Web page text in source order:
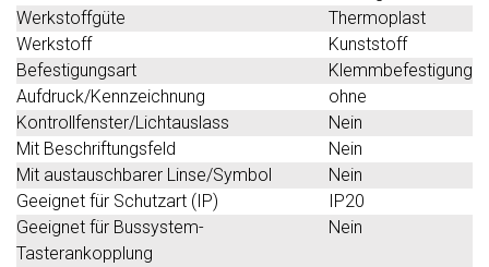
Werkstoffgüte
Thermoplast
Werkstoff
Kunststoff
Befestigungsart
Klemmbefestigung
Aufdruck/Kennzeichnung
ohne
Kontrollfenster/Lichtauslass
Nein
Mit Beschriftungsfeld
Nein
Mit austauschbarer Linse/Symbol
Nein
Geeignet für Schutzart (IP)
IP20
Geeignet für Bussystem-
Tasterankopplung
Nein